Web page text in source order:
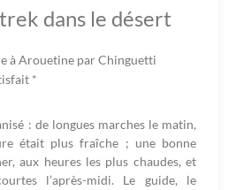
dans le désert
à Arouetine par Chinguetti
*
: de longues marches le matin,
était plus fraîche ; une bonne
aux heures les plus chaudes, et
l’après-midi. Le guide, le